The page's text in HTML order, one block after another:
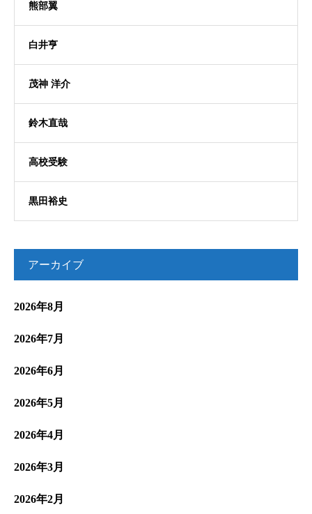
熊部翼
白井亨
茂神 洋介
鈴木直哉
高校受験
黒田裕史
アーカイブ
2026年8月
2026年7月
2026年6月
2026年5月
2026年4月
2026年3月
2026年2月